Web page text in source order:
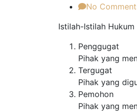
No
Istilah-Istilah
Penggugat
Pihak yang
Tergugat
Pihak yang
Pemohon
Pihak yang